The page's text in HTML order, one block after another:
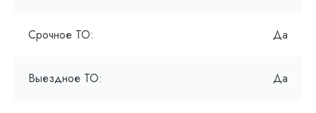
Срочное ТО: Да
Выездное ТО: Да